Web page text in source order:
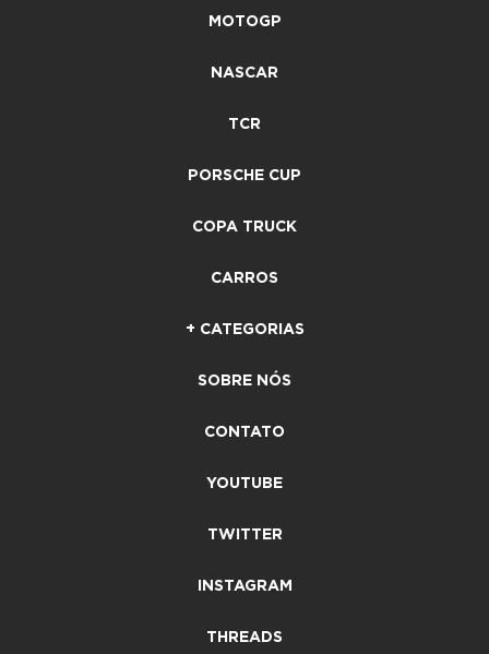
MOTOGP
NASCAR
TCR
PORSCHE CUP
COPA TRUCK
CARROS
+ CATEGORIAS
SOBRE NÓS
CONTATO
YOUTUBE
TWITTER
INSTAGRAM
THREADS